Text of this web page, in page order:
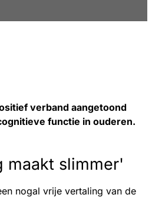
verband aangetoond
functie in ouderen.
maakt slimmer'
nogal vrije vertaling van de